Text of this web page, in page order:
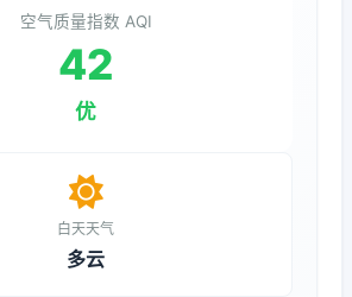
空气质量指数 AQI
42
优
白天天气
多云